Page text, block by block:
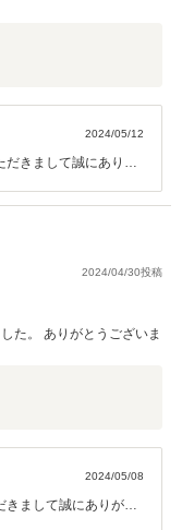
2024/05/12
だきまして誠にありが
トしていきますので頼
。ありがとうござい
2024/04/30投稿
た。 ありがとうございま
2024/05/08
きまして誠にありがと